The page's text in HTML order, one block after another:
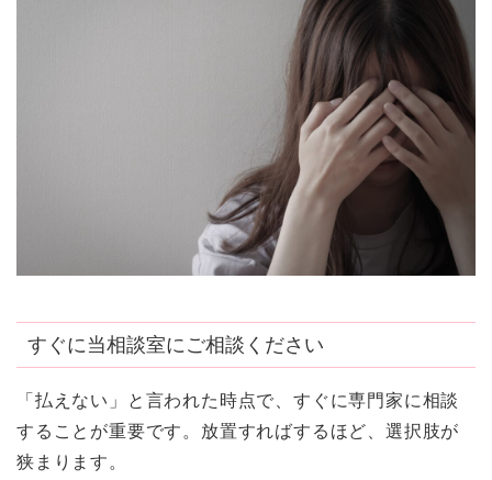
すぐに当相談室にご相談ください
「払えない」と言われた時点で、すぐに専門家に相談
することが重要です。放置すればするほど、選択肢が
狭まります。